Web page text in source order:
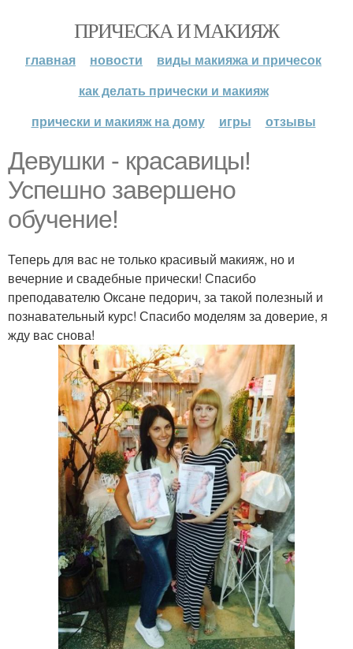
ПРИЧЕСКА И МАКИЯЖ
главная новости
виды макияжа и причесок
как делать прически и макияж
прически и макияж на дому
игры отзывы
Девушки - красавицы!
Успешно завершено
обучение!
Теперь для вас не только красивый макияж, но и
вечерние и свадебные прически! Спасибо
преподавателю Оксане педорич, за такой полезный и
познавательный курс! Спасибо моделям за доверие, я
жду вас снова!